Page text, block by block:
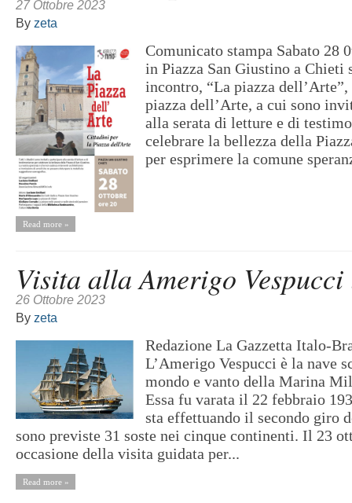
27 Ottobre 2023
By zeta
Comunicato stampa Sabato 28
in Piazza San Giustino a Chieti
incontro, “La piazza
piazza dell’Arte, a cui sono
alla serata di letture e di
celebrare la bellezza della
per esprimere la comune
Read more »
Visita alla Amerigo
26 Ottobre 2023
By zeta
Redazione La Gazzetta Italo-
L’Amerigo Vespucci è la nave
mondo e vanto della Marina
Essa fu varata il 22 febbraio
sta effettuando il secondo giro
sono previste 31 soste nei cinque continenti. Il 23
occasione della visita guidata per...
Read more »